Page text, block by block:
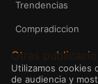
Trendencias
Compradiccion
Otras
Utilizamos cookies
de audiencia y